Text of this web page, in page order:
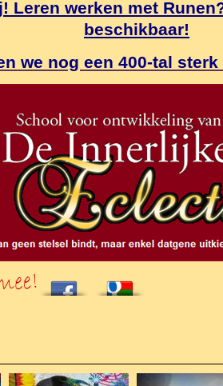
Leren werken met
beschikbaar!
we nog een 400-tal